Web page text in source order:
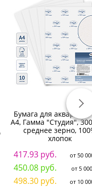
Бумага для акварели,
A4, Гамма "Студия",
среднее зерно,
хлопок
417.93 руб. от 50
450.08 руб. от 5
498.30 руб. от 10